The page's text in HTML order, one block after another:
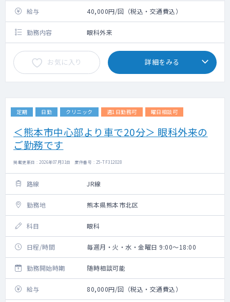
給与 40,000円/回（税込・交通費込）
勤務内容 眼科外来
お気に入り 詳細をみる
定期 日勤 クリニック 週1日勤務可 曜日相談可
＜熊本市中心部より車で20分＞ 眼科外来の
ご勤務です
掲載更新日 : 2026年07月31日 案件番号 : 25-TF312028
路線 JR線
勤務地 熊本県熊本市北区
科目 眼科
日程/時間 毎週月・火・水・金曜日 9:00～18:00
勤務開始時期 随時相談可能
給与 80,000円/回（税込・交通費込）